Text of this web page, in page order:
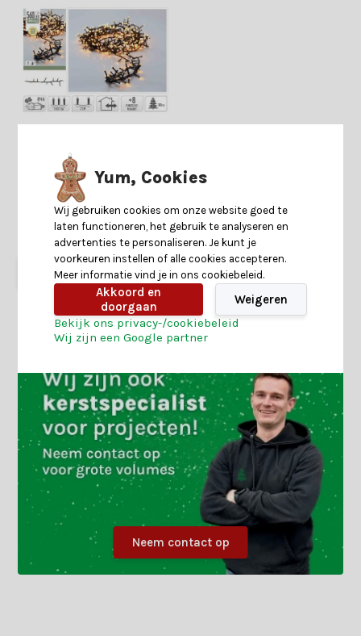
cluster | 560 LED lampjes |
extra warm wit | 11 meter
4 reviews
Shop is gesloten
17,90
Neem contact op
Yum, Cookies
Wij gebruiken cookies om onze website goed te
laten functioneren, het gebruik te analyseren en
advertenties te personaliseren. Je kunt je
voorkeuren instellen of alle cookies accepteren.
Meer informatie vind je in ons cookiebeleid.
Akkoord en
doorgaan
Weigeren
Bekijk ons privacy-/cookiebeleid
Wij zijn een Google partner